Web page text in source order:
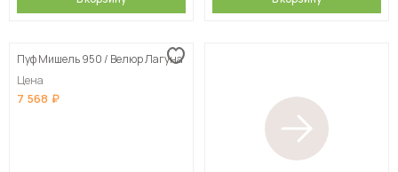
Пуф Мишель 950 / Велюр Лагуна
Цена
7 568